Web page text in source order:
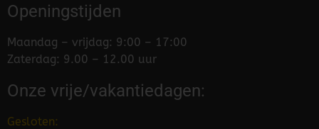
Openingstijden
Maandag – vrijdag: 9:00 – 17:00
Zaterdag: 9.00 – 12.00 uur
Onze vrije/vakantiedagen:
Gesloten: